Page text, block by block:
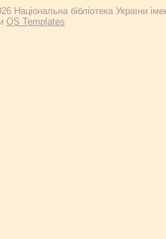
Національна бібліотека України
OS Templates